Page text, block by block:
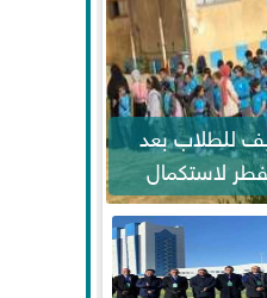
للطلاب بعد
لاستكمال